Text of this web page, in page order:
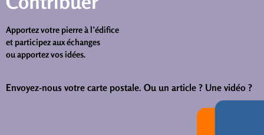
Apportez votre pierre à l’édifice
et participez aux échanges
ou apportez vos idées.
Envoyez-nous votre carte postale. Ou un article ? Une vidéo ?